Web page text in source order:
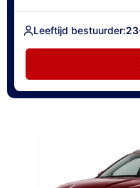
Leeftijd bestuurder: